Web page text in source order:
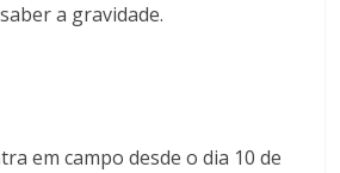
a gravidade.
em campo desde o dia 10 de